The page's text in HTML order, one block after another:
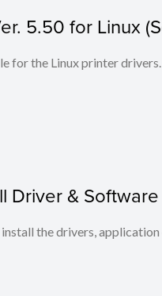
5.50 for Linux
for the Linux printer drivers.
Driver &
the drivers,